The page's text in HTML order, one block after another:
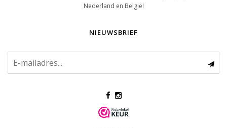
Nederland en België!
NIEUWSBRIEF